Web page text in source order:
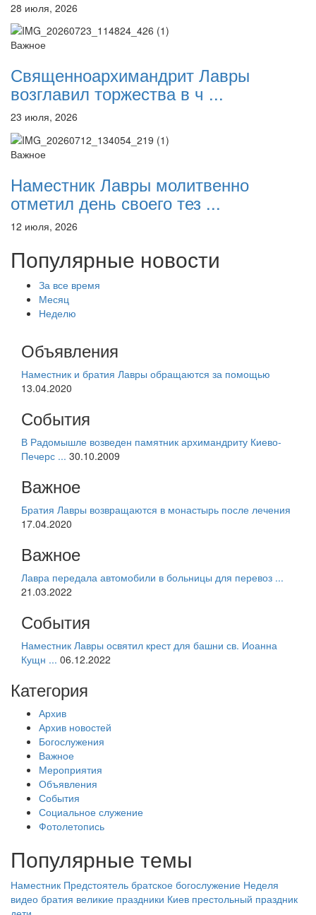
28 июля, 2026
Важное
Священноархимандрит Лавры
возглавил торжества в ч ...
23 июля, 2026
Важное
Наместник Лавры молитвенно
отметил день своего тез ...
12 июля, 2026
Популярные новости
За все время
Месяц
Неделю
Объявления
Наместник и братия Лавры обращаются за помощью
13.04.2020
События
В Радомышле возведен памятник архимандриту Киево-
Печерс ... 30.10.2009
Важное
Братия Лавры возвращаются в монастырь после лечения
17.04.2020
Важное
Лавра передала автомобили в больницы для перевоз ...
21.03.2022
События
Наместник Лавры освятил крест для башни св. Иоанна
Кущн ... 06.12.2022
Категория
Архив
Архив новостей
Богослужения
Важное
Мероприятия
Объявления
События
Социальное служение
Фотолетопись
Популярные темы
Наместник Предстоятель братское богослужение Неделя
видео братия великие праздники Киев престольный праздник